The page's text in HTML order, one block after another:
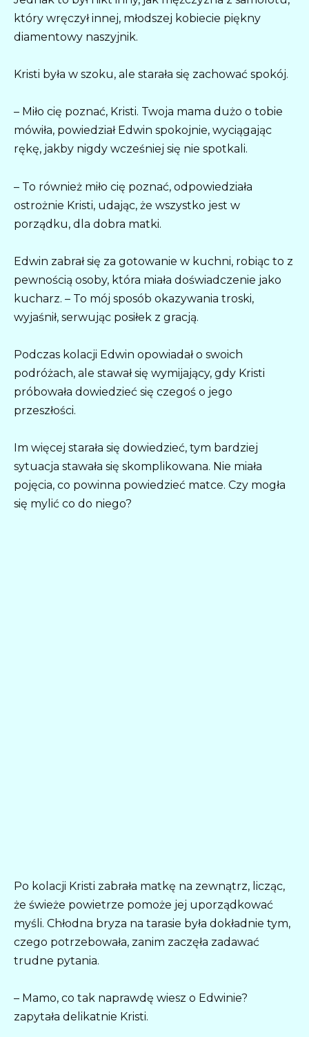
który wręczył innej, młodszej kobiecie piękny
diamentowy naszyjnik.
Kristi była w szoku, ale starała się zachować spokój.
– Miło cię poznać, Kristi. Twoja mama dużo o tobie
mówiła, powiedział Edwin spokojnie, wyciągając
rękę, jakby nigdy wcześniej się nie spotkali.
– To również miło cię poznać, odpowiedziała
ostrożnie Kristi, udając, że wszystko jest w
porządku, dla dobra matki.
Edwin zabrał się za gotowanie w kuchni, robiąc to z
pewnością osoby, która miała doświadczenie jako
kucharz. – To mój sposób okazywania troski,
wyjaśnił, serwując posiłek z gracją.
Podczas kolacji Edwin opowiadał o swoich
podróżach, ale stawał się wymijający, gdy Kristi
próbowała dowiedzieć się czegoś o jego
przeszłości.
Im więcej starała się dowiedzieć, tym bardziej
sytuacja stawała się skomplikowana. Nie miała
pojęcia, co powinna powiedzieć matce. Czy mogła
się mylić co do niego?
Po kolacji Kristi zabrała matkę na zewnątrz, licząc,
że świeże powietrze pomoże jej uporządkować
myśli. Chłodna bryza na tarasie była dokładnie tym,
czego potrzebowała, zanim zaczęła zadawać
trudne pytania.
– Mamo, co tak naprawdę wiesz o Edwinie?
zapytała delikatnie Kristi.